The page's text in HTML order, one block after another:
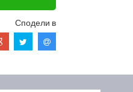
Сподели в